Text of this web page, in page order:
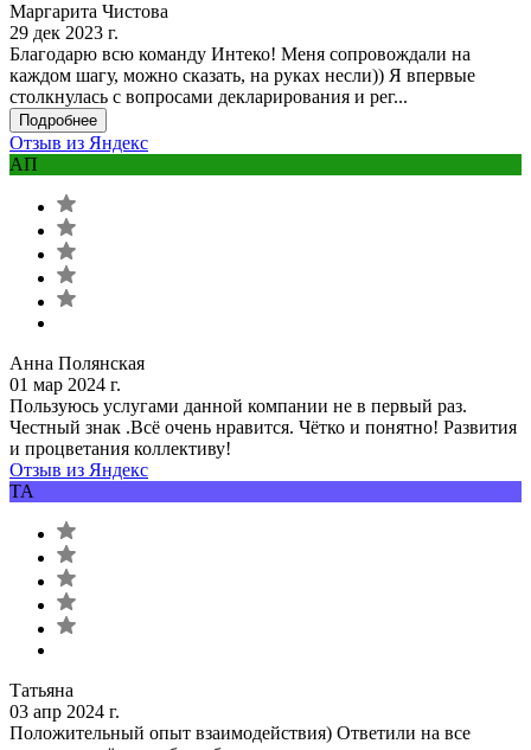
Маргарита Чистова
29 дек 2023 г.
Благодарю всю команду Интеко! Меня сопровождали на
каждом шагу, можно сказать, на руках несли)) Я впервые
столкнулась с вопросами декларирования и рег...
Подробнее
Отзыв из Яндекс
АП
Анна Полянская
01 мар 2024 г.
Пользуюсь услугами данной компании не в первый раз.
Честный знак .Всё очень нравится. Чётко и понятно! Развития
и процветания коллективу!
Отзыв из Яндекс
ТА
Татьяна
03 апр 2024 г.
Положительный опыт взаимодействия) Ответили на все